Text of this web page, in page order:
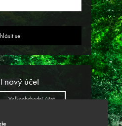
nový účet
Velkoobchodní účet